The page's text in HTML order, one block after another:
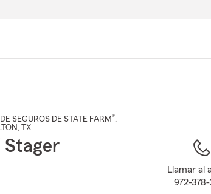
SEGUROS DE STATE FARM®,
, TX
Llamar al
972-